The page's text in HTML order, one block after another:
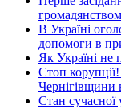
В Україні
допомоги в
Як Україні не
Стоп
Чернігівщини
Стан сучасної